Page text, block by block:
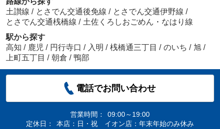
土讃線 / とさでん交通後免線 / とさでん交通伊野線 /
とさでん交通桟橋線 / 土佐くろしおごめん・なはり線
駅から探す
高知 / 鹿児 / 円行寺口 / 入明 / 桟橋通三丁目 / のいち / 旭 /
上町五丁目 / 朝倉 / 鴨部
電話でお問い合わせ
営業時間：
09:00～19:00
定休日：
本店：日・祝 イオン店：年末年始のみ休み